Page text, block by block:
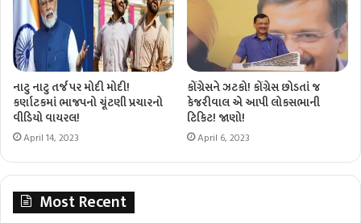
નાટુ નાટુ તર્જ પર મોદી મોદી!
કર્ણાટકમાં ભાજપનો ચૂંટણી પ્રચારનો
વીડિયો વાયરલ!
April 14, 2023
કોંગ્રેસને ઝટકો! કોંગ્રેસ છોડતાં જ
કેજરીવાલ એ આપી લોકસભાની
ટિકિટ! જાણો!
April 6, 2023
Most Recent